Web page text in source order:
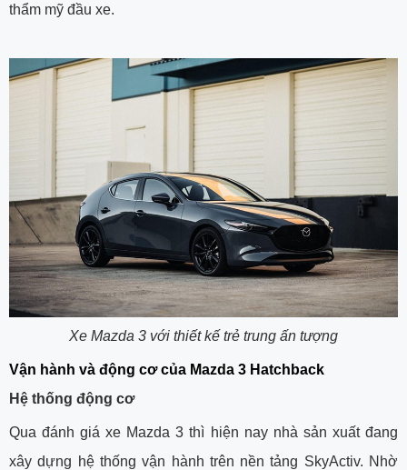
thẩm mỹ đầu xe.
Xe Mazda 3 với thiết kế trẻ trung ấn tượng
Vận hành và động cơ của Mazda 3 Hatchback
Hệ thống động cơ
Qua đánh giá xe Mazda 3 thì hiện nay nhà sản xuất đang
xây dựng hệ thống vận hành trên nền tảng SkyActiv. Nhờ